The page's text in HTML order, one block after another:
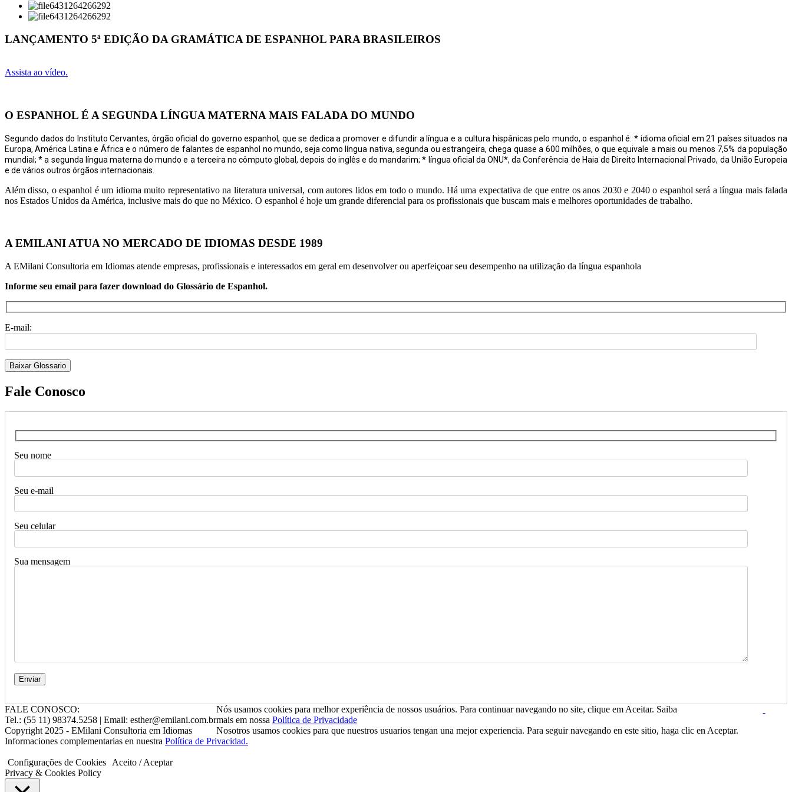
LANÇAMENTO 5ª EDIÇÃO DA GRAMÁTICA DE ESPANHOL PARA BRASILEIROS
Assista ao vídeo.
O ESPANHOL É A SEGUNDA LÍNGUA MATERNA MAIS FALADA DO MUNDO
Segundo dados do Instituto Cervantes, órgão oficial do governo espanhol, que se dedica a promover e difundir a língua e a cultura hispânicas pelo mundo, o espanhol é: * idioma oficial em 21 países situados na
Europa, América Latina e África e o número de falantes de espanhol no mundo, seja como língua nativa, segunda ou estrangeira, chega quase a 600 milhões, o que equivale a mais ou menos 7,5% da população
mundial; * a segunda língua materna do mundo e a terceira no cômputo global, depois do inglês e do mandarim; * língua oficial da ONU*, da Conferência de Haia de Direito Internacional Privado, da União Europeia
e de vários outros órgãos internacionais.
Além disso, o espanhol é um idioma muito representativo na literatura universal, com autores lidos em todo o mundo. Há uma expectativa de que entre os anos 2030 e 2040 o espanhol será a língua mais falada
nos Estados Unidos da América, inclusive mais do que no México. O espanhol é hoje um grande diferencial para os profissionais que buscam mais e melhores oportunidades de trabalho.
A EMILANI ATUA NO MERCADO DE IDIOMAS DESDE 1989
A EMilani Consultoria em Idiomas atende empresas, profissionais e interessados em geral em desenvolver ou aperfeiçoar seu desempenho na utilização da língua espanhola
Informe seu email para fazer download do Glossário de Espanhol.
E-mail:
Fale Conosco
Seu nome
Seu e-mail
Seu celular
Sua mensagem
FALE CONOSCO:
Tel.: (55 11) 98374.5258 | Email: esther@emilani.com.br
Copyright 2025 - EMilani Consultoria em Idiomas
Nós usamos cookies para melhor experiência de nossos usuários. Para continuar navegando no site, clique em Aceitar. Saiba
mais em nossa Política de Privacidade
Nosotros usamos cookies para que nuestros usuarios tengan una mejor experiencia. Para seguir navegando en este sitio, haga clic en Aceptar.
Informaciones complementarias en nuestra Política de Privacidad.
Configurações de Cookies
Aceito / Aceptar
Privacy & Cookies Policy